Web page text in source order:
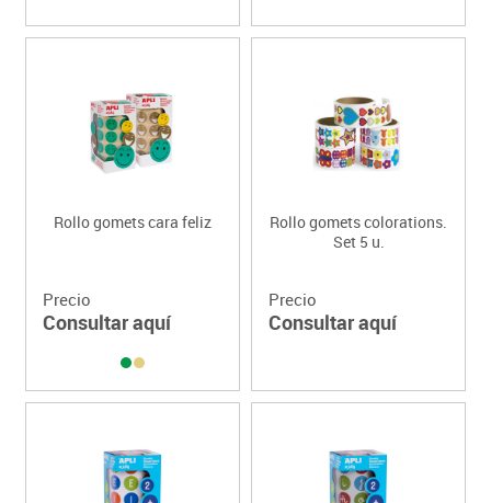
Rollo gomets cara feliz
Precio
Consultar aquí
Rollo gomets colorations.
Set 5 u.
Precio
Consultar aquí